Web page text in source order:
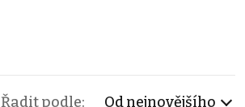
Řadit podle: Od nejnovějšího